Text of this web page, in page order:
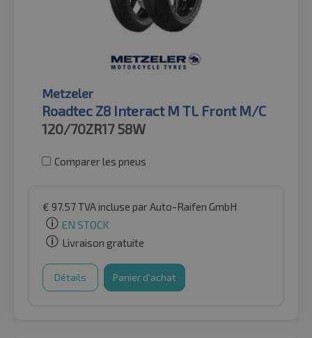
Metzeler
Roadtec Z8 Interact M TL Front M/C
120/70ZR17 58W
Comparer les pneus
€ 97.57TVA incluse par Auto-Raifen GmbH
EN STOCK
Livraison gratuite
Détails Panier d'achat